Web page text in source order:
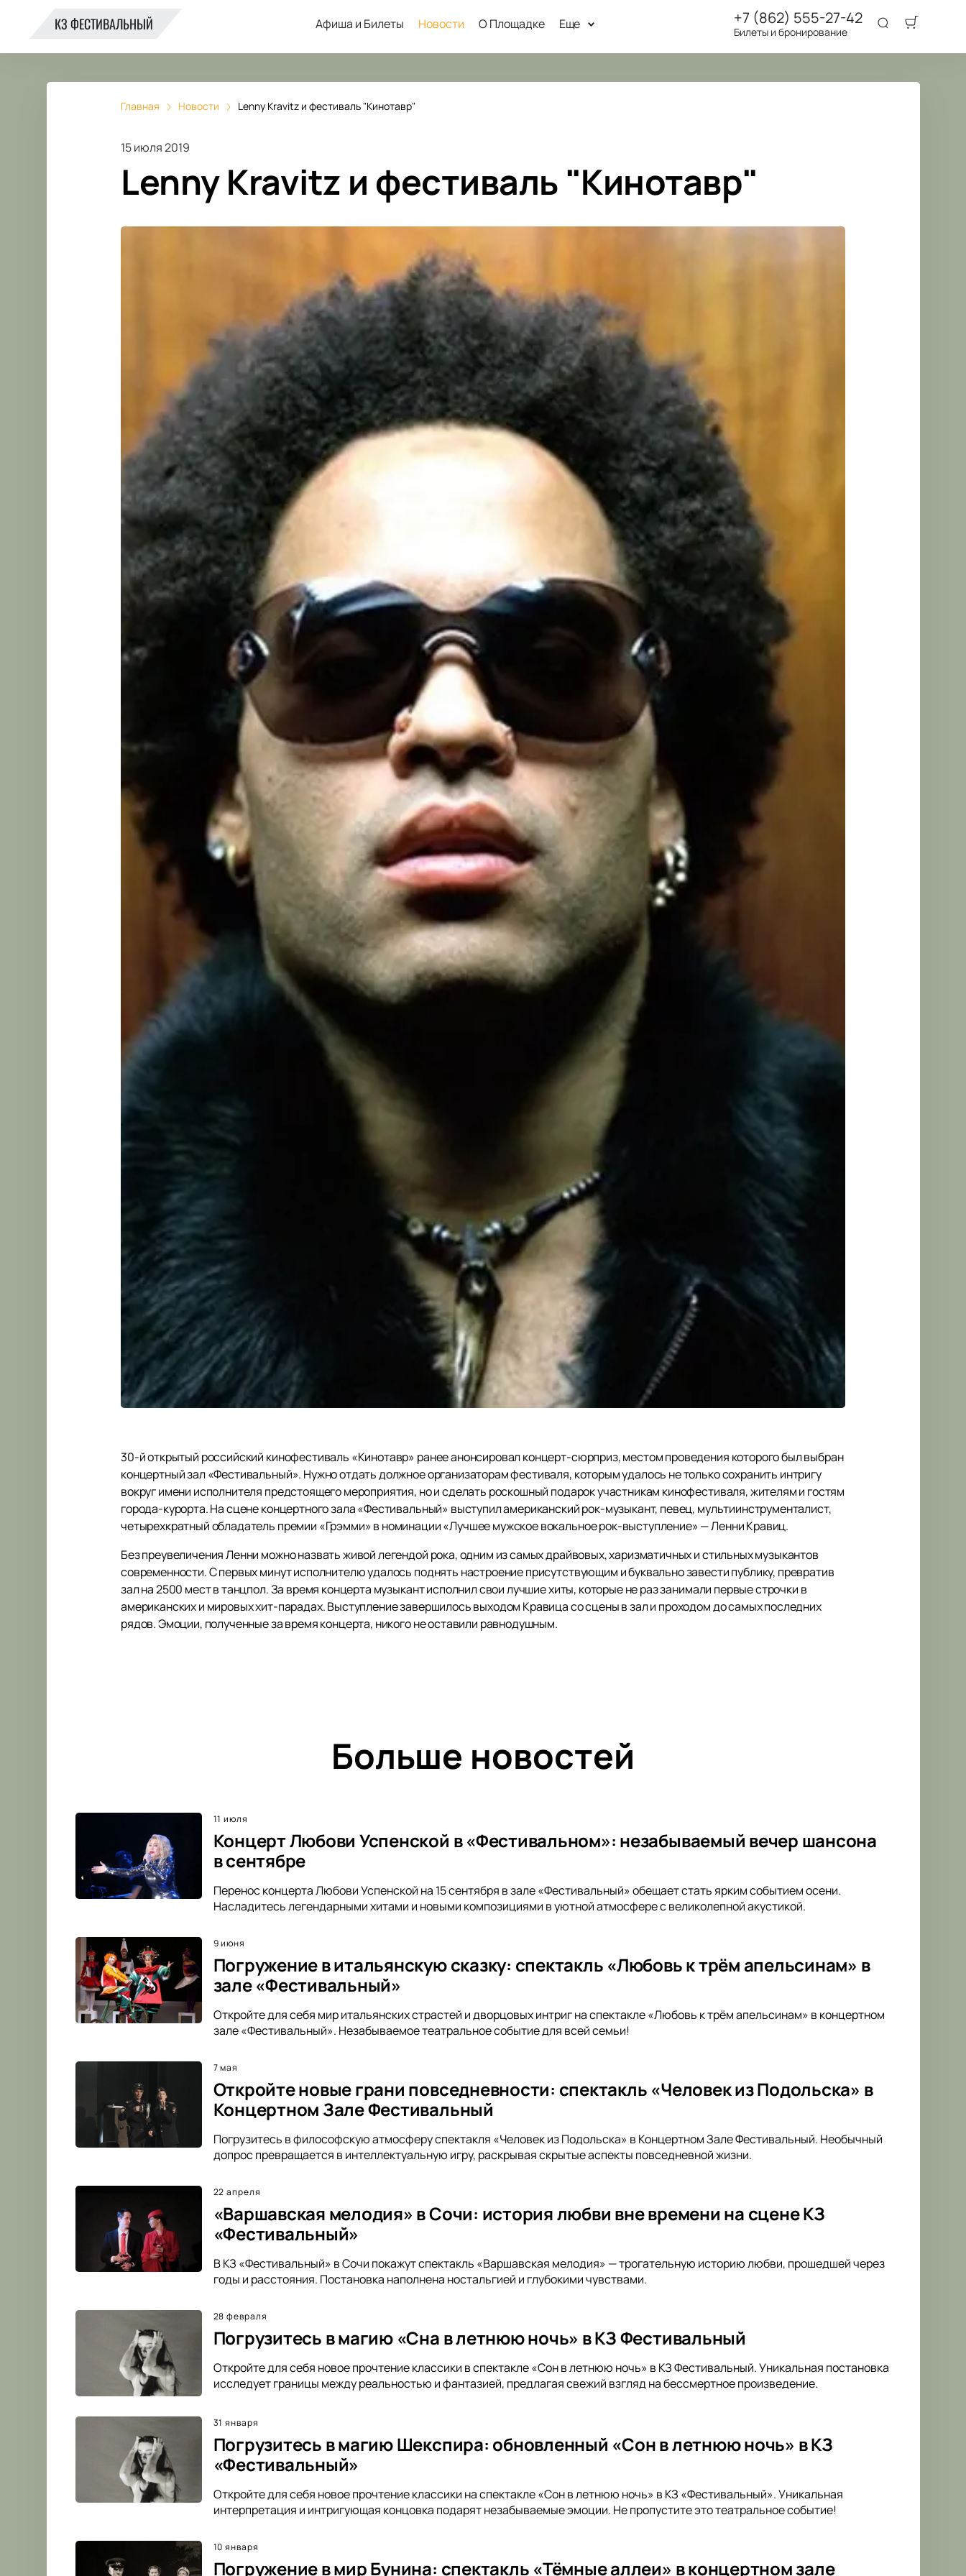
КЗ ФЕСТИВАЛЬНЫЙ Афиша и Билеты Новости О Площадке Еще +7 (862) 555-27-42
Билеты и бронирование
Главная Новости Lenny Kravitz и фестиваль "Кинотавр"
15 июля 2019
Lenny Kravitz и фестиваль "Кинотавр"
30-й открытый российский кинофестиваль «Кинотавр» ранее анонсировал концерт-сюрприз, местом проведения которого был выбран
концертный зал «Фестивальный». Нужно отдать должное организаторам фестиваля, которым удалось не только сохранить интригу
вокруг имени исполнителя предстоящего мероприятия, но и сделать роскошный подарок участникам кинофестиваля, жителям и гостям
города-курорта. На сцене концертного зала «Фестивальный» выступил американский рок-музыкант, певец, мультиинструменталист,
четырехкратный обладатель премии «Грэмми» в номинации «Лучшее мужское вокальное рок-выступление» — Ленни Кравиц.
Без преувеличения Ленни можно назвать живой легендой рока, одним из самых драйвовых, харизматичных и стильных музыкантов
современности. С первых минут исполнителю удалось поднять настроение присутствующим и буквально завести публику, превратив
зал на 2500 мест в танцпол. За время концерта музыкант исполнил свои лучшие хиты, которые не раз занимали первые строчки в
американских и мировых хит-парадах. Выступление завершилось выходом Кравица со сцены в зал и проходом до самых последних
рядов. Эмоции, полученные за время концерта, никого не оставили равнодушным.
Больше новостей
11 июля
Концерт Любови Успенской в «Фестивальном»: незабываемый вечер шансона
в сентябре
Перенос концерта Любови Успенской на 15 сентября в зале «Фестивальный» обещает стать ярким событием осени.
Насладитесь легендарными хитами и новыми композициями в уютной атмосфере с великолепной акустикой.
9 июня
Погружение в итальянскую сказку: спектакль «Любовь к трём апельсинам» в
зале «Фестивальный»
Откройте для себя мир итальянских страстей и дворцовых интриг на спектакле «Любовь к трём апельсинам» в концертном
зале «Фестивальный». Незабываемое театральное событие для всей семьи!
7 мая
Откройте новые грани повседневности: спектакль «Человек из Подольска» в
Концертном Зале Фестивальный
Погрузитесь в философскую атмосферу спектакля «Человек из Подольска» в Концертном Зале Фестивальный. Необычный
допрос превращается в интеллектуальную игру, раскрывая скрытые аспекты повседневной жизни.
22 апреля
«Варшавская мелодия» в Сочи: история любви вне времени на сцене КЗ
«Фестивальный»
В КЗ «Фестивальный» в Сочи покажут спектакль «Варшавская мелодия» — трогательную историю любви, прошедшей через
годы и расстояния. Постановка наполнена ностальгией и глубокими чувствами.
28 февраля
Погрузитесь в магию «Сна в летнюю ночь» в КЗ Фестивальный
Откройте для себя новое прочтение классики в спектакле «Сон в летнюю ночь» в КЗ Фестивальный. Уникальная постановка
исследует границы между реальностью и фантазией, предлагая свежий взгляд на бессмертное произведение.
31 января
Погрузитесь в магию Шекспира: обновленный «Сон в летнюю ночь» в КЗ
«Фестивальный»
Откройте для себя новое прочтение классики на спектакле «Сон в летнюю ночь» в КЗ «Фестивальный». Уникальная
интерпретация и интригующая концовка подарят незабываемые эмоции. Не пропустите это театральное событие!
10 января
Погружение в мир Бунина: спектакль «Тёмные аллеи» в концертном зале